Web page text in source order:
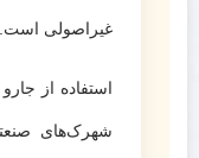
غیراصولی است.
استفاده از
شهرک‌های